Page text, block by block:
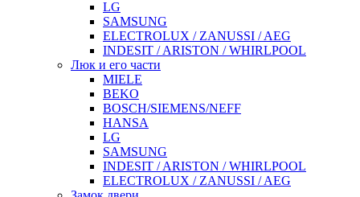
LG
SAMSUNG
ELECTROLUX / ZANUSSI / AEG
INDESIT / ARISTON / WHIRLPOOL
Люк и его части
MIELE
BEKO
BOSCH/SIEMENS/NEFF
HANSA
LG
SAMSUNG
INDESIT / ARISTON / WHIRLPOOL
ELECTROLUX / ZANUSSI / AEG